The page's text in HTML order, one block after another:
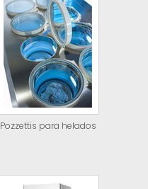
Pozzettis para helados